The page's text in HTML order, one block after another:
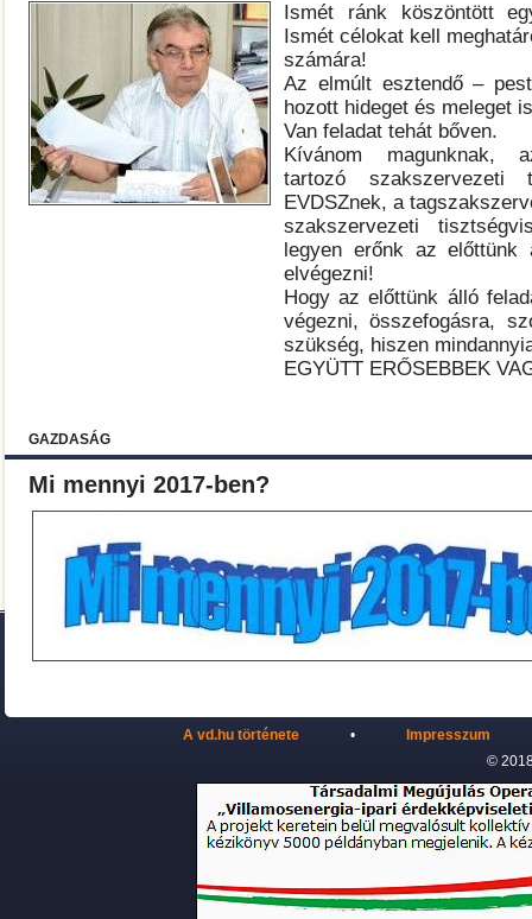
Ismét ránk köszöntött
Ismét célokat kell
számára!
Az elmúlt esztendő –
hozott hideget és meleget
Van feladat tehát bőven.
Kívánom magunknak,
tartozó szakszervezeti
EVDSZnek, a
szakszervezeti
legyen erőnk az előttünk
elvégezni!
Hogy az előttünk álló
végezni, összefogásra,
szükség, hiszen
EGYÜTT ERŐSEBBEK
GAZDASÁG
Mi mennyi 2017-ben?
A vd.hu története •
Impresszum
©